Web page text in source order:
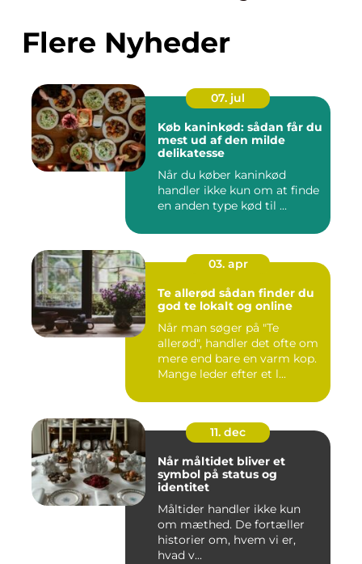
Flere Nyheder
07. jul
Køb kaninkød: sådan får du
mest ud af den milde
delikatesse
Når du køber kaninkød
handler ikke kun om at finde
en anden type kød til ...
03. apr
Te allerød sådan finder du
god te lokalt og online
Når man søger på "Te
allerød", handler det ofte om
mere end bare en varm kop.
Mange leder efter et l...
11. dec
Når måltidet bliver et
symbol på status og
identitet
Måltider handler ikke kun
om mæthed. De fortæller
historier om, hvem vi er,
hvad v...